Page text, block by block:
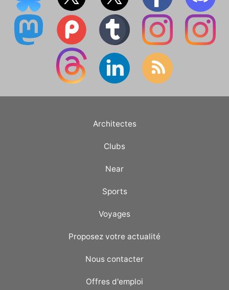
Architectes
Clubs
Near
Sports
Voyages
Proposez votre actualité
Nous contacter
Offres d'emploi